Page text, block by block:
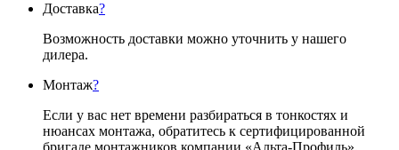
Доставка?
Возможность доставки можно уточнить у нашего
дилера.
Монтаж?
Если у вас нет времени разбираться в тонкостях и
нюансах монтажа, обратитесь к сертифицированной